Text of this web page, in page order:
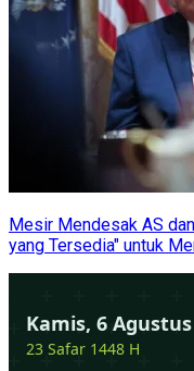
Mesir Mendesak AS
yang Tersedia" untuk